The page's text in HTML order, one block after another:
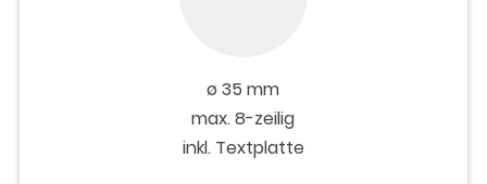
ø 35 mm
max. 8-zeilig
inkl. Textplatte